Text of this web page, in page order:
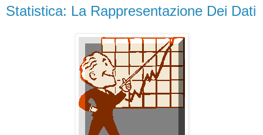
Statistica: La Rappresentazione Dei Dati